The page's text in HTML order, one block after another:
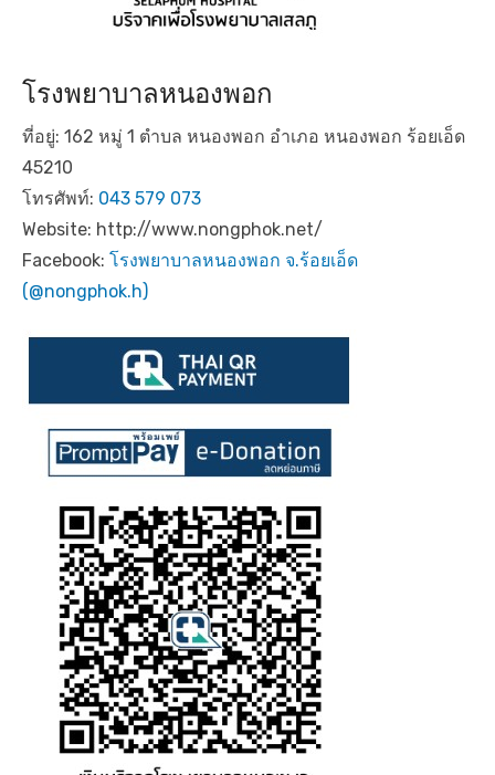
โรงพยาบาลหนองพอก
ที่อยู่: 162 หมู่ 1 ตำบล หนองพอก อำเภอ หนองพอก ร้อยเอ็ด
45210
โทรศัพท์: 043 579 073
Website: http://www.nongphok.net/
Facebook: โรงพยาบาลหนองพอก จ.ร้อยเอ็ด
(@nongphok.h)